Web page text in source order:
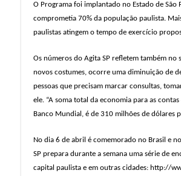
O Programa foi implantado no Estado de
comprometia 70% da população paulista.
paulistas atingem o tempo de exercício
Os números do Agita SP refletem também no
novos costumes, ocorre uma diminuição de
pessoas que precisam marcar consultas,
ele. “A soma total da economia para as
Banco Mundial, é de 310 milhões de dólares
No dia 6 de abril é comemorado no Brasil e
SP prepara durante a semana uma série de
capital paulista e em outras cidades: http://